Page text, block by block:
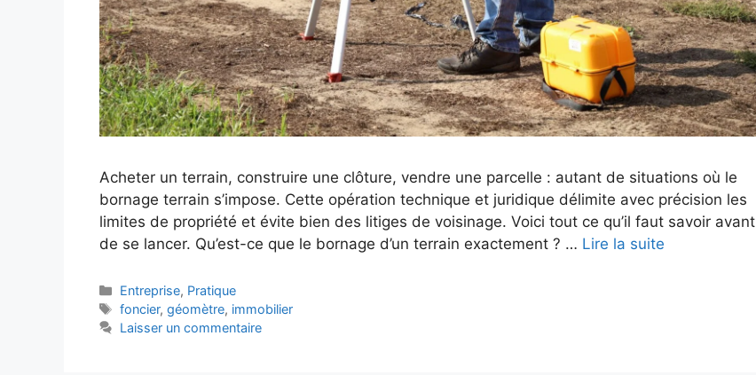
Acheter un terrain, construire une clôture, vendre une parcelle : autant de situations où le
bornage terrain s’impose. Cette opération technique et juridique délimite avec précision les
limites de propriété et évite bien des litiges de voisinage. Voici tout ce qu’il faut savoir avant
de se lancer. Qu’est-ce que le bornage d’un terrain exactement ? … Lire la suite
Catégories
Entreprise, Pratique
Étiquettes
foncier,géomètre, immobilier
Laisser un commentaire